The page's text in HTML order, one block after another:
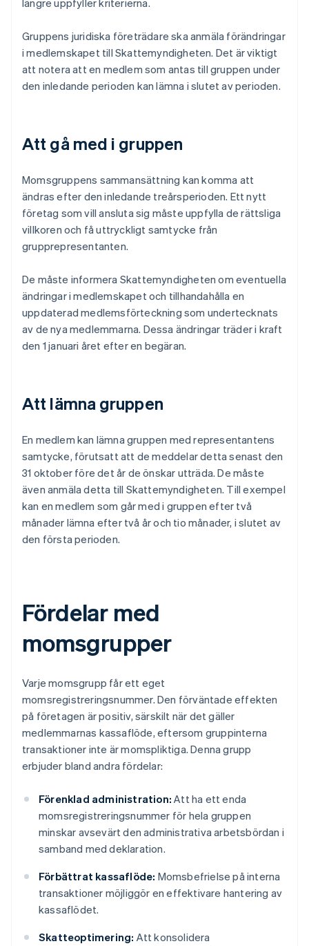
längre uppfyller kriterierna.
Gruppens juridiska företrädare ska anmäla förändringar
i medlemskapet till Skattemyndigheten. Det är viktigt
att notera att en medlem som antas till gruppen under
den inledande perioden kan lämna i slutet av perioden.
Att gå med i gruppen
Momsgruppens sammansättning kan komma att
ändras efter den inledande treårsperioden. Ett nytt
företag som vill ansluta sig måste uppfylla de rättsliga
villkoren och få uttryckligt samtycke från
grupprepresentanten.
De måste informera Skattemyndigheten om eventuella
ändringar i medlemskapet och tillhandahålla en
uppdaterad medlemsförteckning som undertecknats
av de nya medlemmarna. Dessa ändringar träder i kraft
den 1 januari året efter en begäran.
Att lämna gruppen
En medlem kan lämna gruppen med representantens
samtycke, förutsatt att de meddelar detta senast den
31 oktober före det år de önskar utträda. De måste
även anmäla detta till Skattemyndigheten. Till exempel
kan en medlem som går med i gruppen efter två
månader lämna efter två år och tio månader, i slutet av
den första perioden.
Fördelar med
momsgrupper
Varje momsgrupp får ett eget
momsregistreringsnummer. Den förväntade effekten
på företagen är positiv, särskilt när det gäller
medlemmarnas kassaflöde, eftersom gruppinterna
transaktioner inte är momspliktiga. Denna grupp
erbjuder bland andra fördelar:
Förenklad administration: Att ha ett enda
momsregistreringsnummer för hela gruppen
minskar avsevärt den administrativa arbetsbördan i
samband med deklaration.
Förbättrat kassaflöde: Momsbefrielse på interna
transaktioner möjliggör en effektivare hantering av
kassaflödet.
Skatteoptimering: Att konsolidera